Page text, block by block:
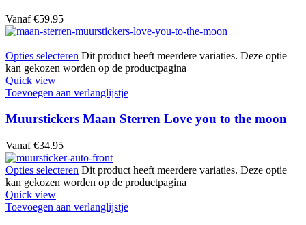
Vanaf €59.95
Opties selecteren Dit product heeft meerdere variaties. Deze optie
kan gekozen worden op de productpagina
Quick view
Toevoegen aan verlanglijstje
Muurstickers Maan Sterren Love you to the moon
Vanaf €34.95
Opties selecteren Dit product heeft meerdere variaties. Deze optie
kan gekozen worden op de productpagina
Quick view
Toevoegen aan verlanglijstje